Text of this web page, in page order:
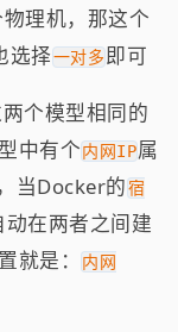
理机，那这个
选择一对多即可
个模型相同的
中有个内网IP属
当Docker的宿
在两者之间建
就是：内网